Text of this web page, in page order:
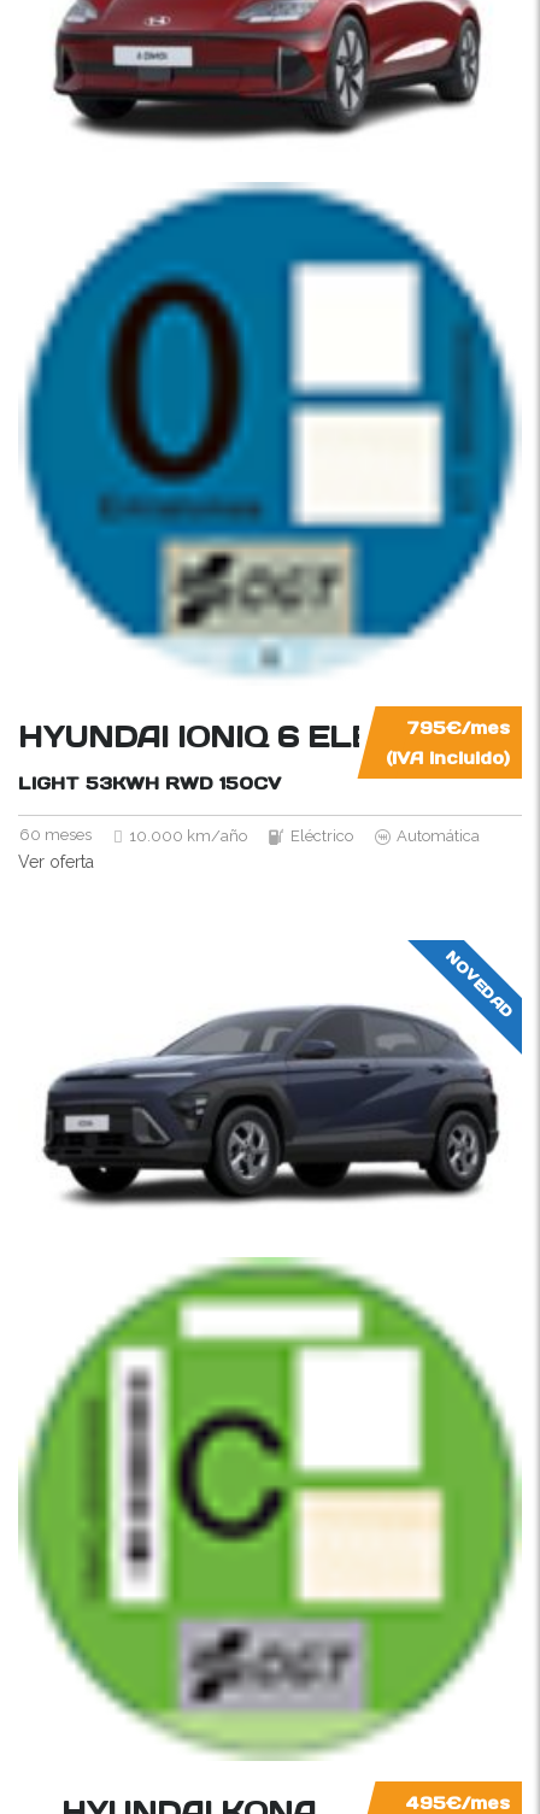
795€/mes
(IVA incluido)
HYUNDAI IONIQ 6 ELÉCTRICO
LIGHT 53KWH RWD 150CV
60 meses 10.000 km/año Eléctrico Automática
Ver oferta
NOVEDAD
495€/mes